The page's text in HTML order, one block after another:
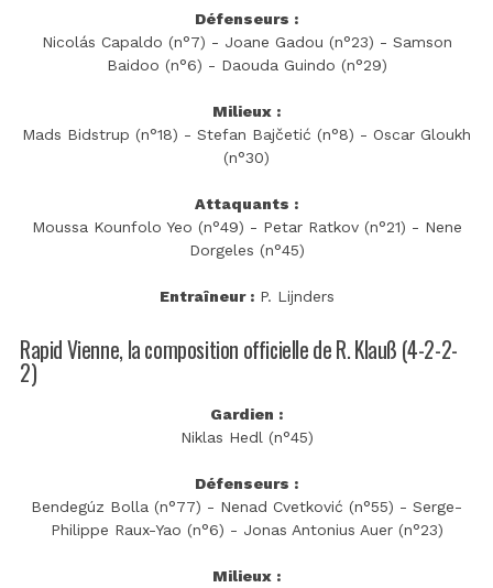
Défenseurs :
Nicolás Capaldo (n°7) - Joane Gadou (n°23) - Samson
Baidoo (n°6) - Daouda Guindo (n°29)
Milieux :
Mads Bidstrup (n°18) - Stefan Bajčetić (n°8) - Oscar Gloukh
(n°30)
Attaquants :
Moussa Kounfolo Yeo (n°49) - Petar Ratkov (n°21) - Nene
Dorgeles (n°45)
Entraîneur :P. Lijnders
Rapid Vienne, la composition officielle de R. Klauß (4-2-2-
2)
Gardien :
Niklas Hedl (n°45)
Défenseurs :
Bendegúz Bolla (n°77) - Nenad Cvetković (n°55) - Serge-
Philippe Raux-Yao (n°6) - Jonas Antonius Auer (n°23)
Milieux :